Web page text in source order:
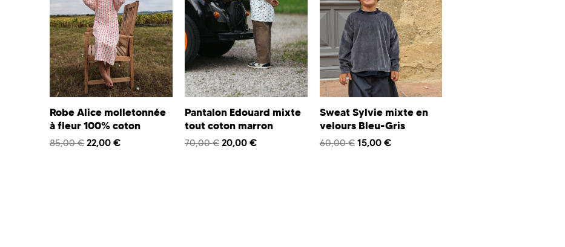
Robe Alice molletonnée
à fleur 100% coton
85,00€ 22,00 €
Pantalon Edouard mixte
tout coton marron
70,00€ 20,00 €
Sweat Sylvie mixte en
velours Bleu-Gris
60,00€ 15,00 €